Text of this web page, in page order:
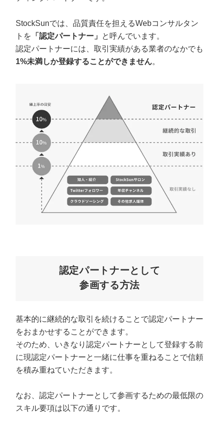
取締役メッセージ（株本祐己）
業務委託
認定パートナー
インターン
正社員
マーケマネージャー
カスタマーサクセスマネージャー
常勤監査役
StockSunでは、品質責任を担えるWebコンサルタン
トを 「認定パートナー」
と呼んでいます。
認定パートナーには、取引実績がある業者のなかでも
1%未満しか登録することができません。
認定パートナーとして
参画する方法
基本的に継続的な取引を続けることで認定パートナー
をおまかせすることができます。
そのため、いきなり認定パートナーとして登録する前
に現認定パートナーと一緒に仕事を重ねることで信頼
を積み重ねていただきます。
なお、認定パートナーとして参画するための最低限の
スキル要項は以下の通りです。